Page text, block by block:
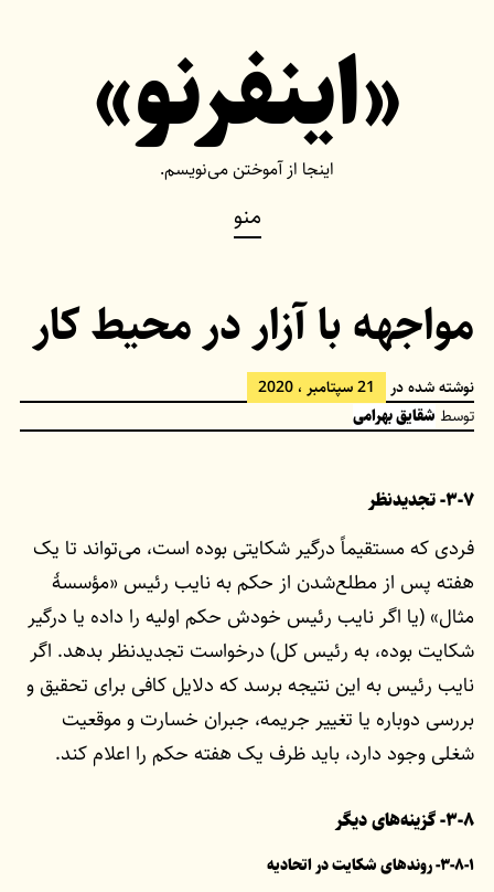
«اینفرنو»
اینجا از آموختن می‌نویسم.
منو
مواجهه‌ با آزار در محیط کار
نوشته شده در
21 سپتامبر ، 2020
توسط شقایق بهرامی
۳-۷- تجدیدنظر
فردی که مستقیماً درگیر شکایتی بوده است، می‌تواند تا یک
هفته پس از مطلع‌شدن از حکم به نایب رئیس «مؤسسۀ
مثال» (یا اگر نایب رئیس خودش حکم اولیه را داده یا درگیر
شکایت بوده، به رئیس کل) درخواست تجدیدنظر بدهد. اگر
نایب رئیس به این نتیجه برسد که دلایل کافی برای تحقیق و
بررسی دوباره یا تغییر جریمه، جبران خسارت و موقعیت
شغلی وجود دارد، باید ظرف یک هفته حکم را اعلام کند.
۳-۸- گزینه‌های دیگر
۳-۸-۱- روندهای شکایت در اتحادیه